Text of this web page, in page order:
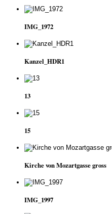
IMG_1972
Kanzel_HDR1
13
15
Kirche von Mozartgasse gross
IMG_1997